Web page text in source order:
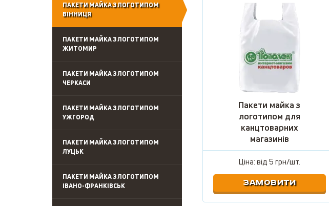
ПАКЕТИ МАЙКА З ЛОГОТИПОМ
ВІННИЦЯ
ПАКЕТИ МАЙКА З ЛОГОТИПОМ
ЖИТОМИР
ПАКЕТИ МАЙКА З ЛОГОТИПОМ
ЧЕРКАСИ
ПАКЕТИ МАЙКА З ЛОГОТИПОМ
УЖГОРОД
ПАКЕТИ МАЙКА З ЛОГОТИПОМ
ЛУЦЬК
ПАКЕТИ МАЙКА З ЛОГОТИПОМ
ІВАНО-ФРАНКІВСЬК
Пакети майка з
логотипом для
канцтоварних
магазинів
Ціна: від5 грн/шт.
ЗАМОВИТИ